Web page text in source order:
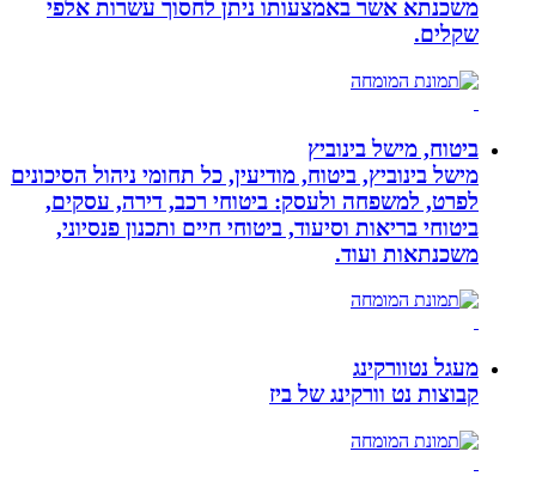
משכנתא אשר באמצעותו ניתן לחסוך עשרות אלפי
שקלים.
ביטוח, מישל בינוביץ
מישל בינוביץ, ביטוח, מודיעין, כל תחומי ניהול הסיכונים
לפרט, למשפחה ולעסק: ביטוחי רכב, דירה, עסקים,
ביטוחי בריאות וסיעוד, ביטוחי חיים ותכנון פנסיוני,
משכנתאות ועוד.
מעגל נטוורקינג
קבוצות נט וורקינג של ביז